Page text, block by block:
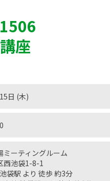
座
日 (木)
ミーティングルーム
西池袋1-8-1
袋駅 より 徒歩 約3分